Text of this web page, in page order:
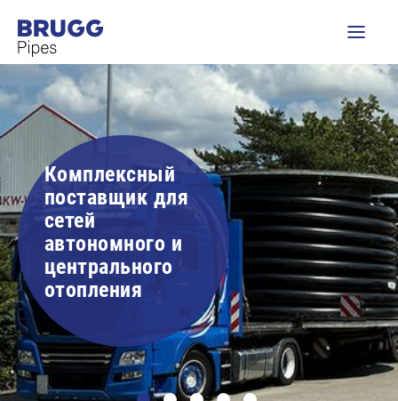
Комплексный
поставщик для
сетей
автономного и
центрального
отопления